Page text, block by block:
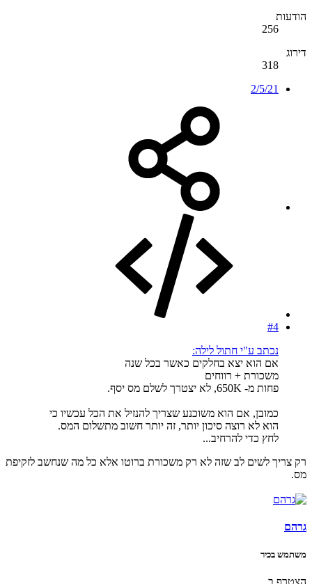
הודעות
256
דירוג
318
2/5/21
#4
נכתב ע"י חתול לילה:
אם הוא יצא בחלקים כאשר בכל שנה
משכורת + רווחים
פחות מ- 650K, לא יצטרך לשלם מס יסף.
כמובן, אם הוא משוכנע שצריך להנזיל את הכל עכשיו כי
הוא לא רוצה סיכון יותר, זה יותר חשוב מתשלום המס.
לחץ כדי להרחיב...
רק צריך לשים לב שזה לא רק משכורת ברוטו אלא כל מה שנחשב לזקיפת
מס.
גרהם
משתמש בכיר
הצטרף ב